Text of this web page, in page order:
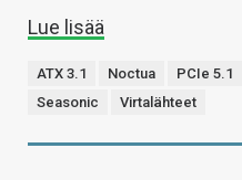
Lue lisää
ATX 3.1 Noctua PCIe 5.1
Seasonic
Virtalähteet